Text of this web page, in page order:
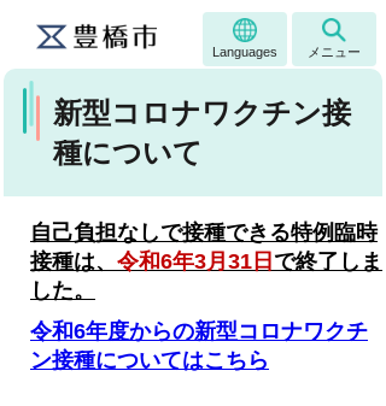
Languages メニュー
新型コロナワクチン接
種について
自己負担なしで接種できる特例臨時
接種は、 令和6年3月31日 で終了しま
した。
令和6年度からの新型コロナワクチ
ン接種についてはこちら